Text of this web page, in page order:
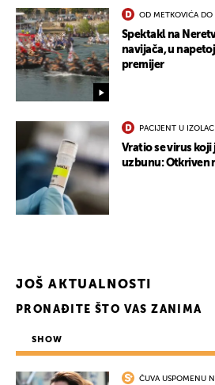
OD METKOVIĆA DO
Spektakl na
navijača, u
premijer
PACIJENT U
Vratio se virus
uzbunu: Otkriven
JOŠ AKTUALNOSTI
PRONAĐITE ŠTO VAS ZANIMA
SHOW
ČUVA USPOMENU
UKLJUČITE